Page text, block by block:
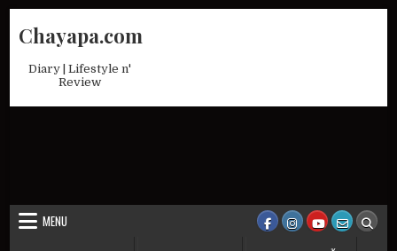
Chayapa.com
Diary | Lifestyle n'
Review
MENU